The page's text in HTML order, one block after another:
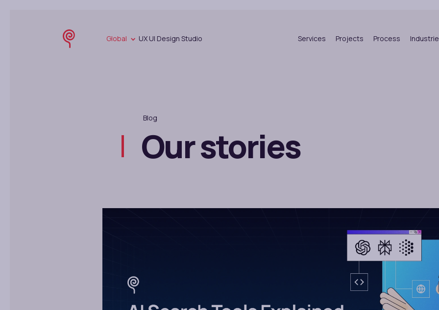
Global UX UI Design Studio Services Projects Process
Blog
Our stories